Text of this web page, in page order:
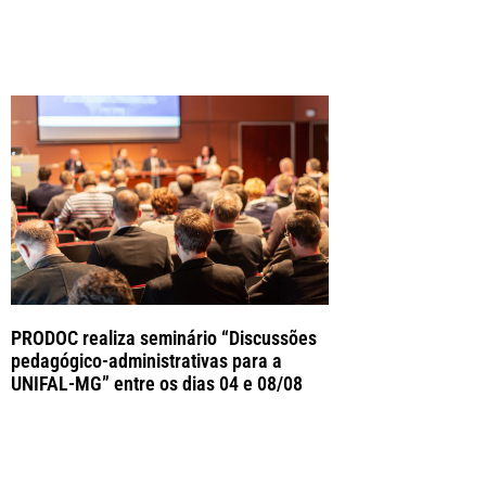
PRODOC realiza seminário “Discussões
pedagógico-administrativas para a
UNIFAL-MG” entre os dias 04 e 08/08